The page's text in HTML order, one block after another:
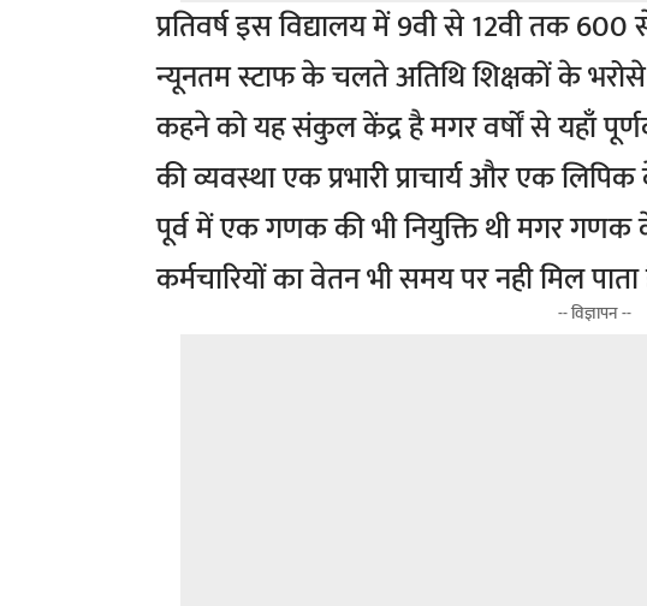
प्रतिवर्ष इस विद्यालय में 9वी से 12वी तक 600
न्यूनतम स्टाफ के चलते अतिथि शिक्षकों के भरोसे
कहने को यह संकुल केंद्र है मगर वर्षों से यहाँ
की व्यवस्था एक प्रभारी प्राचार्य और एक
पूर्व में एक गणक की भी नियुक्ति थी मगर गणक
कर्मचारियों का वेतन भी समय पर नही मिल पाता
-- विज्ञापन --